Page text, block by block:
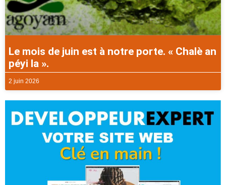
Le mois de juin est à notre porte. « Chalè an
péyi la ».
2 juin 2026